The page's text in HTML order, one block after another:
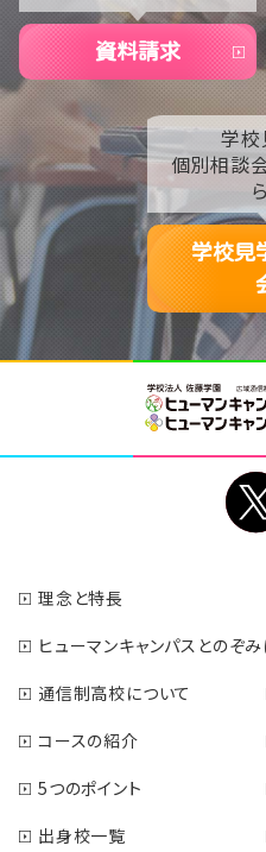
資料請求
学校
個別相談
学校見
理念と特長
ヒューマンキャンパスとのぞ
通信制高校について
コースの紹介
5つのポイント
出身校一覧